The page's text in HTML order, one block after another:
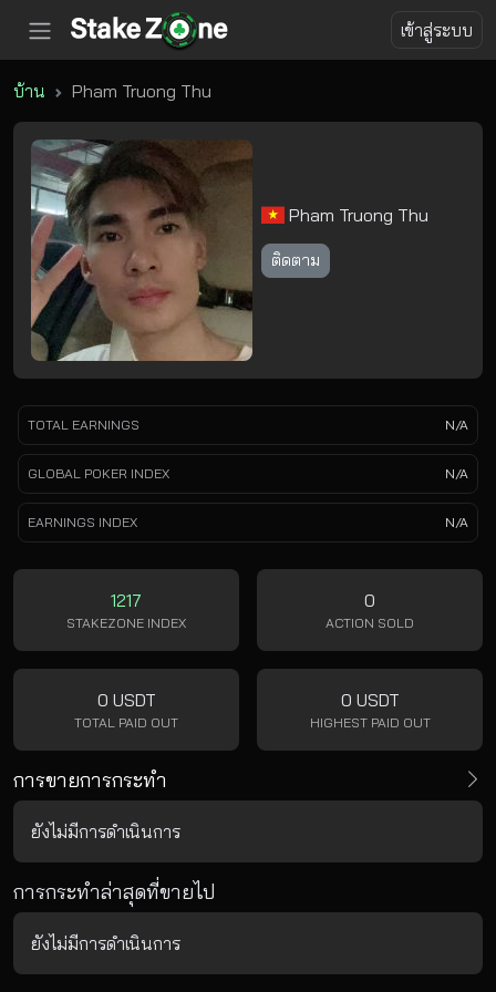
เข้าสู่ระบบ
บ้าน Pham Truong Thu
Pham Truong Thu
ติดตาม
TOTAL EARNINGS N/A
GLOBAL POKER INDEX N/A
EARNINGS INDEX N/A
1217
STAKEZONE INDEX
0
ACTION SOLD
0 USDT
TOTAL PAID OUT
0 USDT
HIGHEST PAID OUT
การขายการกระทำ
ยังไม่มีการดำเนินการ
การกระทำล่าสุดที่ขายไป
ยังไม่มีการดำเนินการ